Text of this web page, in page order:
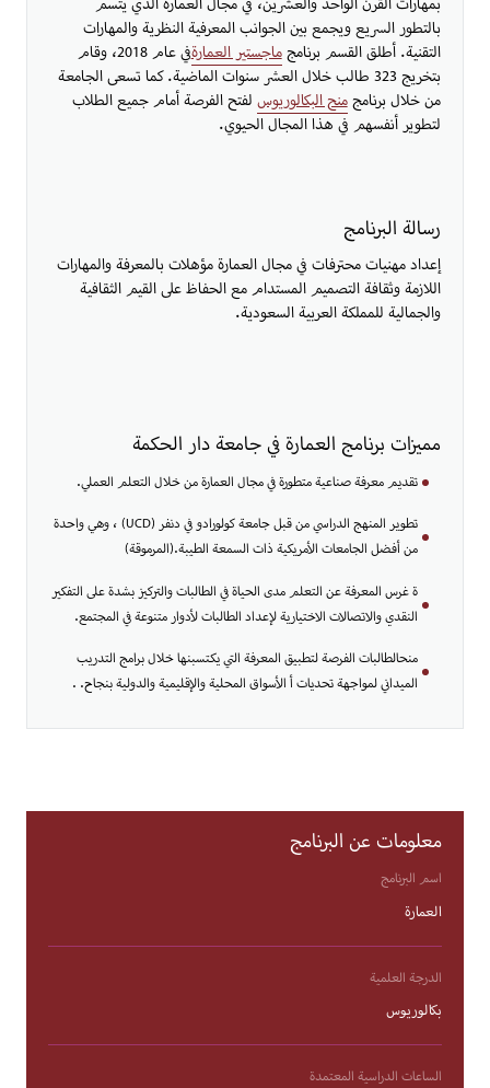
بمهارات القرن الواحد والعشرين، في مجال العمارة الذي يتسم
بالتطور السريع ويجمع بين الجوانب المعرفية النظرية والمهارات
التقنية. أطلق القسم برنامجماجستير العمارة
في عام 2018، وقام
بتخريج 323 طالب خلال العشر سنوات الماضية. كما تسعى الجامعة
من خلال برنامجمنح البكالوريوس لفتح الفرصة أمام جميع الطلاب
لتطوير أنفسهم في هذا المجال الحيوي.​
رسالة البرنامج
إعداد مهنيات محترفات في مجال العمارة مؤهلات بالمعرفة والمهارات
اللازمة وثقافة التصميم المستدام مع الحفاظ على القيم الثقافية
والجمالية للمملكة العربية السعودية.
مميزات برنامج العمارة في جامعة دار الحكمة
تقديم معرفة صناعية متطورة في مجال العمارة من خلال التعلم العملي.
تطوير المنهج الدراسي من قبل جامعة كولورادو في دنفر (UCD) ، وهي واحدة
من أفضل الجامعات الأمريكية ذات السمعة الطيبة.(المرموقة)
ة غرس المعرفة عن التعلم مدى الحياة في الطالبات والتركيز بشدة على التفكير
النقدي والاتصالات الاختيارية لإعداد الطالبات لأدوار متنوعة في المجتمع.
منحالطالبات الفرصة لتطبيق المعرفة التي يكتسبنها خلال برامج التدريب
الميداني لمواجهة تحديات أ الأسواق المحلية والإقليمية والدولية بنجاح. .
معلومات عن البرنامج
اسم البرنامج
العمارة
الدرجة العلمية
بكالوريوس
الساعات الدراسية المعتمدة